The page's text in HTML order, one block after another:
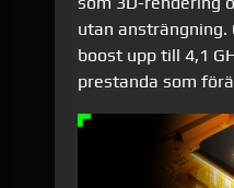
utan ansträngning.
boost upp till 4,1
prestanda som